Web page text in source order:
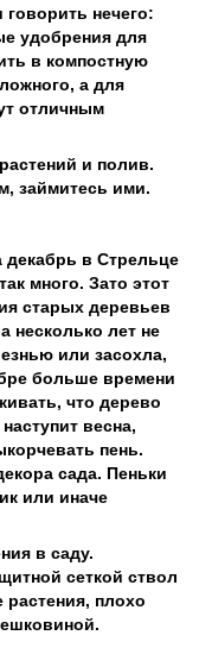
нечего:
удобрения для
в компостную
а для
отличным
и полив.
займитесь ими.
декабрь в Стрельце
много. Зато этот
старых деревьев
несколько лет не
или засохла,
больше времени
что дерево
весна,
пень.
сада. Пеньки
или иначе
в саду.
сеткой ствол
плохо